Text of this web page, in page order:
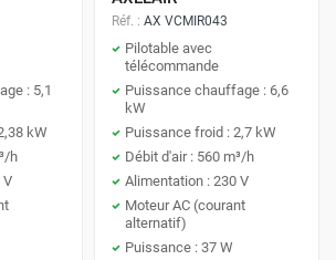
ou professionnelles
d'énergie, et adaptabilité pour un
l'année.
à eau chaude mural
à eau chaude au plafond
: 5,1
kW
h
V
Réf. : AX VCMIR043
Pilotable avec
télécommande
Puissance chauffage : 6,6
kW
Puissance froid : 2,7 kW
Débit d'air : 560 m³/h
Alimentation : 230 V
Moteur AC (courant
alternatif)
Puissance : 37 W